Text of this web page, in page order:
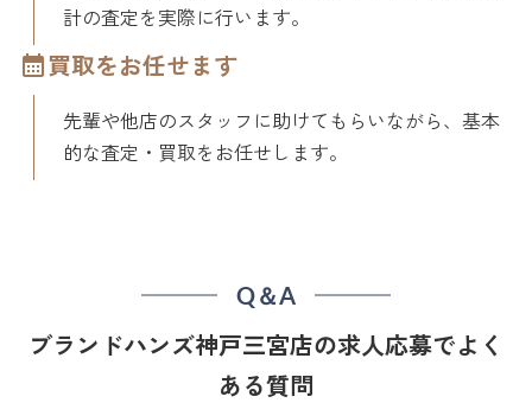
計の査定を実際に行います。
買取をお任せます
先輩や他店のスタッフに助けてもらいながら、基本
的な査定・買取をお任せします。
Q＆A
ブランドハンズ神戸三宮店の求人応募でよく
ある質問